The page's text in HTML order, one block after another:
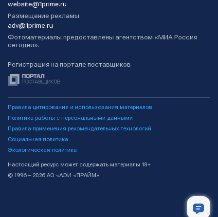
website@1prime.ru
Размещение рекламы:
adv@1prime.ru
Фотоматериалы предоставлены агентством «МИА Россия
сегодня».
Регистрация на портале поставщиков
Правила цитирования и использования материалов
Политика работы с персональными данными
Правила применения рекомендательных технологий
Социальная политика
Экологическая политика
Настоящий ресурс может содержать материалы 18+
© 1996 – 2026 АО «АЭИ «ПРАЙМ»